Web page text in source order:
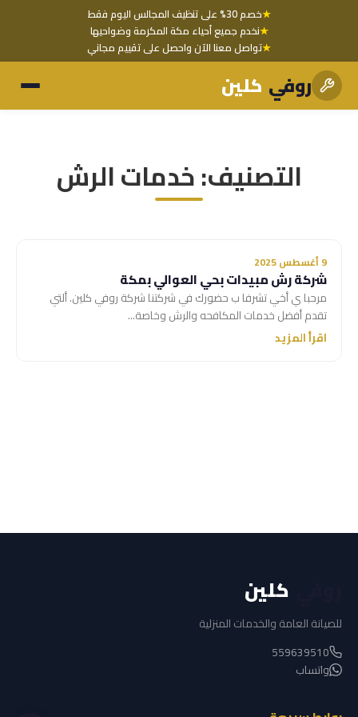
★خصم 30% على تنظيف المجالس اليوم فقط
★نخدم جميع أحياء مكة المكرمة وضواحيها
★تواصل معنا الآن واحصل على تقييم مجاني
روفي كلين
التصنيف:خدمات الرش
9 أغسطس 2025
شركة رش مبيدات بحي العوالي بمكة
مرحبا ي أخي تشرفا ب حضورك في شركتنا شركة روفي كلين. ألتي
تقدم أفضل خدمات المكافحه والرش وخاصة...
اقرأ المزيد
كلين
للصيانة العامة والخدمات المنزلية
559639510
واتساب